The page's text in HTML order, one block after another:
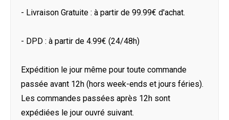
- Livraison Gratuite : à partir de 99.99€ d'achat.
- DPD : à partir de 4.99€ (24/48h)
Expédition le jour même pour toute commande
passée avant 12h (hors week-ends et jours féries).
Les commandes passées après 12h sont
expédiées le jour ouvré suivant.